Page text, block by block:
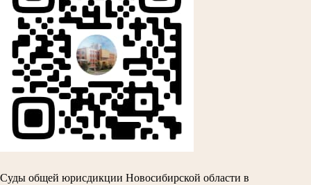
Суды общей юрисдикции Новосибирской области в